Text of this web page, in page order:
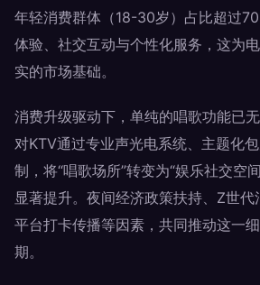
年轻消费群体（18-30岁）占比超过
体验、社交互动与个性化服务，这为
实的市场基础。
消费升级驱动下，单纯的唱歌功能已
对KTV通过专业声光电系统、主题化
制，将“唱歌场所”转变为“娱乐社交空
显著提升。夜间经济政策扶持、Z世
平台打卡传播等因素，共同推动这一
期。